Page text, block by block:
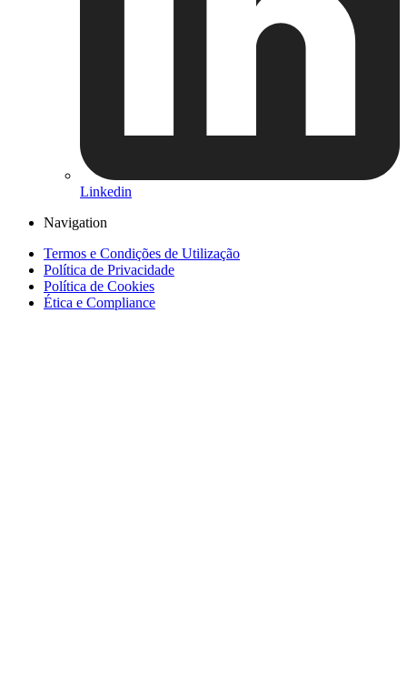
Linkedin
Navigation
Termos e Condições de Utilização
Política de Privacidade
Política de Cookies
Ética e Compliance